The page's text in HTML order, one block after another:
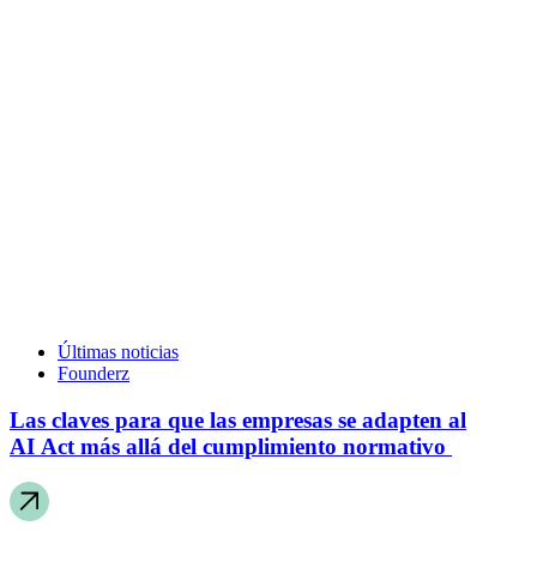
Últimas noticias
Founderz
Las claves para que las empresas se adapten al
AI Act más allá del cumplimiento normativo